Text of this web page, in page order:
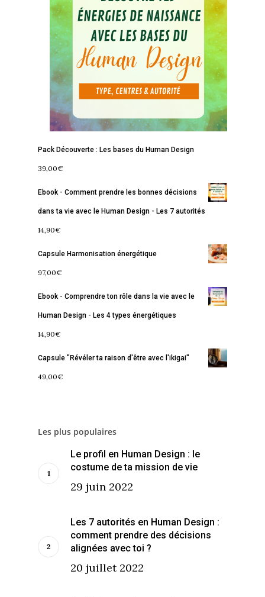
Pack Découverte : Les bases du Human Design
39,00€
Ebook - Comment prendre les bonnes décisions
dans ta vie avec le Human Design - Les 7 autorités
14,90€
Capsule Harmonisation énergétique
97,00€
Ebook - Comprendre ton rôle dans la vie avec le
Human Design - Les 4 types énergétiques
14,90€
Capsule "Révéler ta raison d'être avec l'ikigai"
49,00€
Les plus populaires
Le profil en Human Design : le
costume de ta mission de vie
29 juin 2022
Les 7 autorités en Human Design :
comment prendre des décisions
alignées avec toi ?
20 juillet 2022
Accueil
Commence ici
Blog
S’équilibrer
Services
Lectures de Human
Libération
Programmes
Amour & Guérison
À propos